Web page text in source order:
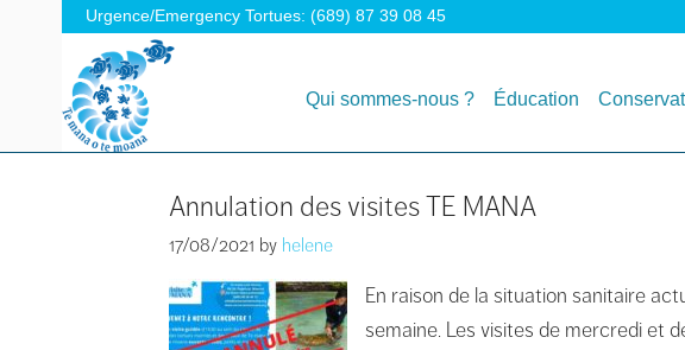
Urgence/Emergency Tortues: (689) 87 39 08 45
Qui sommes-nous ? Éducation
Annulation des visites TE MANA
17/08/2021 by helene
En raison de la situation sanitaire
semaine. Les visites de mercredi et